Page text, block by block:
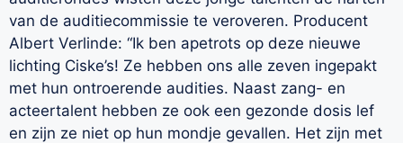
van de auditiecommissie te veroveren. Producent
Albert Verlinde: “Ik ben apetrots op deze nieuwe
lichting Ciske’s! Ze hebben ons alle zeven ingepakt
met hun ontroerende audities. Naast zang- en
acteertalent hebben ze ook een gezonde dosis lef
en zijn ze niet op hun mondje gevallen. Het zijn met